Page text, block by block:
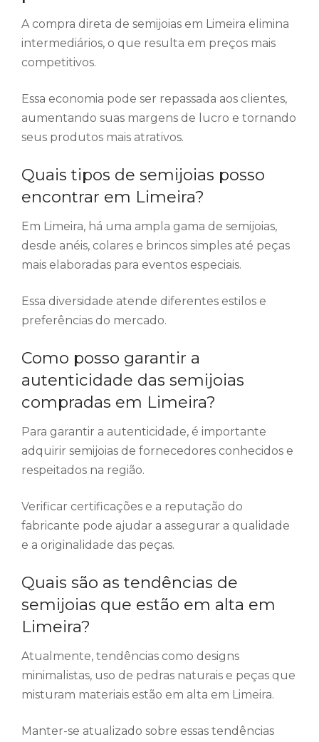
A compra direta de semijoias em Limeira elimina
intermediários, o que resulta em preços mais
competitivos.
Essa economia pode ser repassada aos clientes,
aumentando suas margens de lucro e tornando
seus produtos mais atrativos.
Quais tipos de semijoias posso
encontrar em Limeira?
Em Limeira, há uma ampla gama de semijoias,
desde anéis, colares e brincos simples até peças
mais elaboradas para eventos especiais.
Essa diversidade atende diferentes estilos e
preferências do mercado.
Como posso garantir a
autenticidade das semijoias
compradas em Limeira?
Para garantir a autenticidade, é importante
adquirir semijoias de fornecedores conhecidos e
respeitados na região.
Verificar certificações e a reputação do
fabricante pode ajudar a assegurar a qualidade
e a originalidade das peças.
Quais são as tendências de
semijoias que estão em alta em
Limeira?
Atualmente, tendências como designs
minimalistas, uso de pedras naturais e peças que
misturam materiais estão em alta em Limeira.
Manter-se atualizado sobre essas tendências